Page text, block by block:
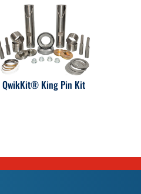
QwikKit® King Pin Kit